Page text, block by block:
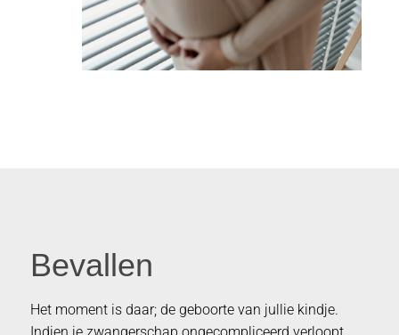
Bevallen
Het moment is daar; de geboorte van jullie kindje.